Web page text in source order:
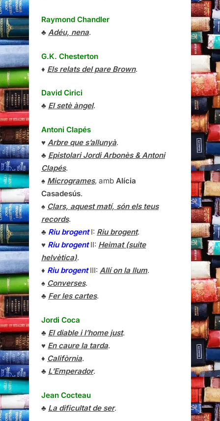
Raymond Chandler
♣ Adéu, nena.
G.K. Chesterton
♦ Els relats del pare Brown.
David Cirici
♣ El setè àngel.
Antoni Clapés
♥ Arbre que s’allunyà.
♣ Epistolari Jordi Arbonès & Antoni
Clapés.
♠ Microgrames, amb Alícia
Casadesús.
♠ Clars, aquest matí, són els teus
records.
♣ Riu brogentI: Riu brogent.
♥ Riu brogentII: Heimat (suite
helvètica).
♦ Riu brogentIII: Allí on la llum.
♠ Converses.
♣ Fer les cartes.
Jordi Coca
♣ El diable i l’home just.
♥ En caure la tarda.
♦ Califòrnia.
♣ L’Emperador.
Jean Cocteau
♣ La dificultat de ser.